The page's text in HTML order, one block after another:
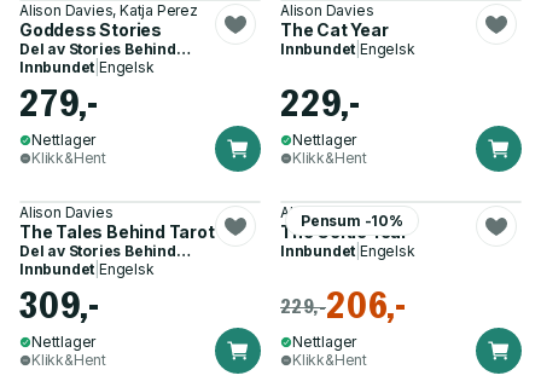
Alison Davies, Katja Perez
Goddess Stories
Del av Stories Behind…
Innbundet |Engelsk
279,-
Nettlager
Klikk&Hent
Alison Davies
The Cat Year
Innbundet |Engelsk
229,-
Nettlager
Klikk&Hent
Alison Davies
The Tales Behind Tarot
Del av Stories Behind…
Innbundet |Engelsk
309,-
Nettlager
Klikk&Hent
Pensum -10%
Alison Davies
The Celtic Year
Innbundet |Engelsk
229,-206,-
Nettlager
Klikk&Hent